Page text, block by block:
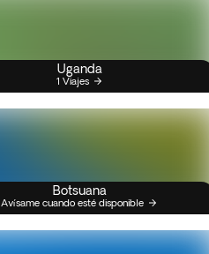
Uganda
1 Viajes
Botsuana
Avísame cuando esté disponible